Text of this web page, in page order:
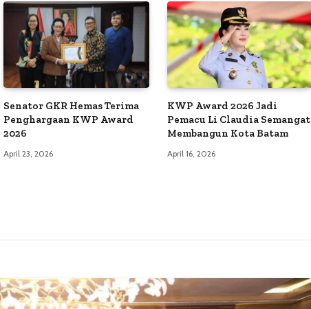
Senator GKR Hemas Terima
Penghargaan KWP Award
2026
April 23, 2026
KWP Award 2026 Jadi
Pemacu Li Claudia Semangat
Membangun Kota Batam
April 16, 2026